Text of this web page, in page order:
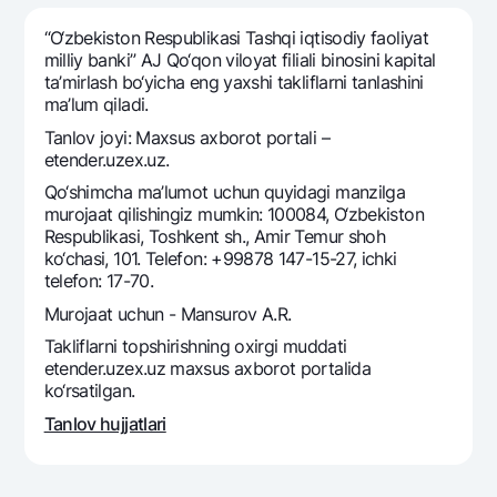
Hamma uchun USD uchun
Talab qilib olinguncha USD
Oltin omonat
NBU’dan oltin quymalar
Kumush omonat
UzCard/HUMO
Visa
Visa FIFA
Mastercard
Ish haqi
Garmin pay
Eskrou hisobvarag‘i
Tariflar
Aksiyalar
Milliy mobil ilovasi
Ko'p beriladigan savollar
Sayt bo‘yicha qidiring
Qidirish
Foydali havolalar
“O‘zbekiston Respublikasi Tashqi iqtisodiy faoliyat
milliy banki” AJ Qo‘qon viloyat filiali binosini kapital
ta’mirlash bo‘yicha eng yaxshi takliflarni tanlashini
ma’lum qiladi.
Tanlov joyi: Maxsus axborot portali –
etender.uzex.uz.
Qo‘shimcha ma’lumot uchun quyidagi manzilga
murojaat qilishingiz mumkin: 100084, O‘zbekiston
Respublikasi, Toshkent sh., Amir Temur shoh
ko‘chasi, 101. Telefon: +99878 147-15-27, ichki
telefon: 17-70.
Murojaat uchun - Mansurov A.R.
Takliflarni topshirishning oxirgi muddati
etender.uzex.uz maxsus axborot portalida
ko‘rsatilgan.
Tanlov hujjatlari